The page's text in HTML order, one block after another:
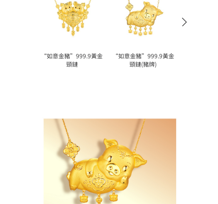
“如意金豬”999.9黃金
頸鏈
“如意金豬”999.9黃金
頸鏈(豬牌)